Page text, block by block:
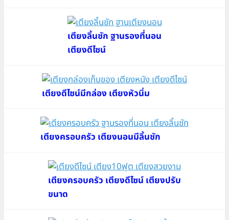
เตียงลิ้นชัก ฐานรองที่นอน
เตียงดีไซน์
เตียงดีไซน์มีกล่อง เตียงหัวนิ่ม
เตียงครอบครัว เตียงนอนมีลิ้นชัก
เตียงครอบครัว เตียงดีไซน์ เตียงปรับ
ขนาด